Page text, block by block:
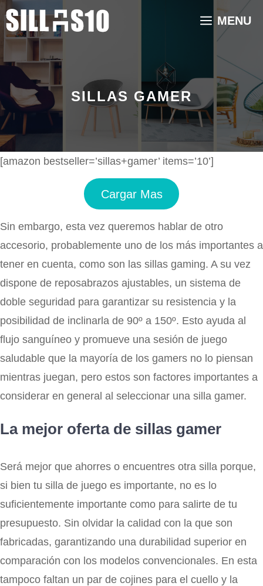
Saltar
al
contenido
MENU
SILLAS GAMER
[amazon bestseller=’sillas+gamer’ items=’10’]
Cargar Mas
Sin embargo, esta vez queremos hablar de otro
accesorio, probablemente uno de los más importantes a
tener en cuenta, como son las sillas gaming. A su vez
dispone de reposabrazos ajustables, un sistema de
doble seguridad para garantizar su resistencia y la
posibilidad de inclinarla de 90º a 150º. Esto ayuda al
flujo sanguíneo y promueve una sesión de juego
saludable que la mayoría de los gamers no lo piensan
mientras juegan, pero estos son factores importantes a
considerar en general al seleccionar una silla gamer.
La mejor oferta de sillas gamer
Será mejor que ahorres o encuentres otra silla porque,
si bien tu silla de juego es importante, no es lo
suficientemente importante como para salirte de tu
presupuesto. Sin olvidar la calidad con la que son
fabricadas, garantizando una durabilidad superior en
comparación con los modelos convencionales. En esta
tampoco faltan un par de cojines para el cuello y la